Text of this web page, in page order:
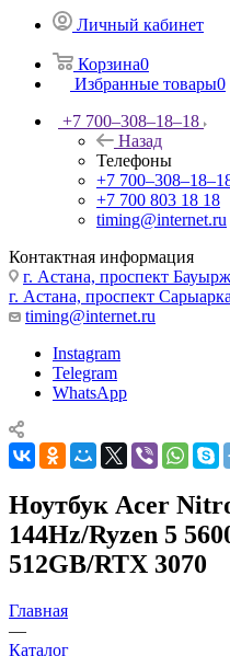
Личный кабинет
Корзина0
Избранные товары0
+7 700‒308‒18‒18
Назад
Телефоны
+7
+7 700 803 18 18
timing@internet.ru
Контактная информация
г. Астана, проспект
г. Астана, проспект
timing@internet.ru
Instagram
Telegram
WhatsApp
Ноутбук Acer
144Hz/Ryzen 5
512GB/RTX 3070
Главная
—
Каталог